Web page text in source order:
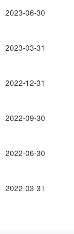
2023-06-30
2023-03-31
2022-12-31
2022-09-30
2022-06-30
2022-03-31